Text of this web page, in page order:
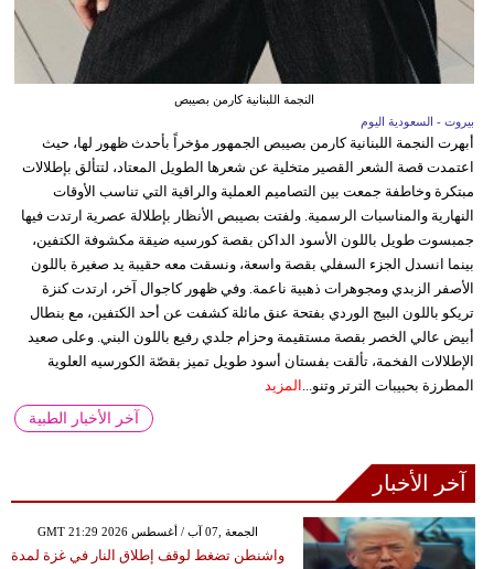
النجمة اللبنانية كارمن بصيبص
بيروت - السعودية اليوم
أبهرت النجمة اللبنانية كارمن بصيبص الجمهور مؤخراً بأحدث ظهور لها، حيث
اعتمدت قصة الشعر القصير متخلية عن شعرها الطويل المعتاد، لتتألق بإطلالات
مبتكرة وخاطفة جمعت بين التصاميم العملية والراقية التي تناسب الأوقات
النهارية والمناسبات الرسمية. ولفتت بصيبص الأنظار بإطلالة عصرية ارتدت فيها
جمبسوت طويل باللون الأسود الداكن بقصة كورسيه ضيقة مكشوفة الكتفين،
بينما انسدل الجزء السفلي بقصة واسعة، ونسقت معه حقيبة يد صغيرة باللون
الأصفر الزبدي ومجوهرات ذهبية ناعمة. وفي ظهور كاجوال آخر، ارتدت كنزة
تريكو باللون البيج الوردي بفتحة عنق مائلة كشفت عن أحد الكتفين، مع بنطال
أبيض عالي الخصر بقصة مستقيمة وحزام جلدي رفيع باللون البني. وعلى صعيد
الإطلالات الفخمة، تألقت بفستان أسود طويل تميز بقصّة الكورسيه العلوية
المطرزة بحبيبات الترتر وتنو...
المزيد
آخر الأخبار الطبية
آخر الأخبار
GMT 21:29 2026 الجمعة ,07 آب / أغسطس
واشنطن تضغط لوقف إطلاق النار في غزة لمدة